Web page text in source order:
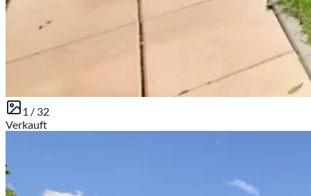
1 / 32
Verkauft